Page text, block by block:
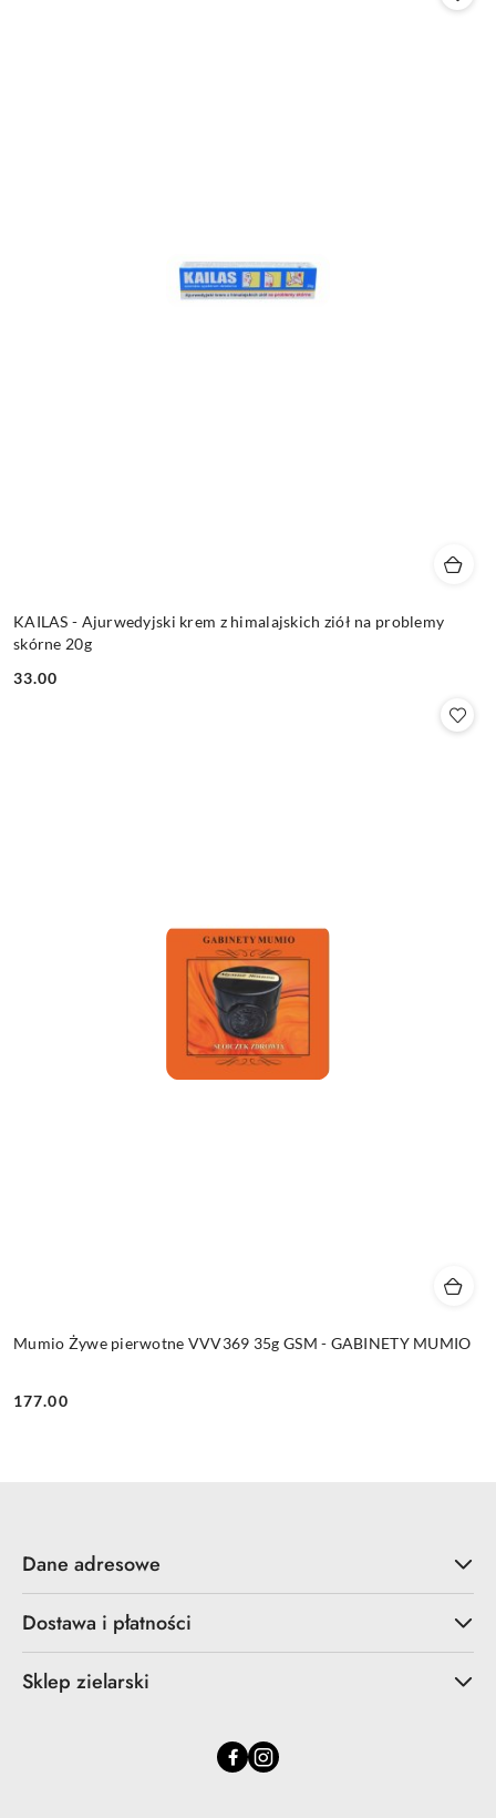
KAILAS - Ajurwedyjski krem z himalajskich ziół na problemy
skórne 20g
Cena:
33.00
Mumio Żywe pierwotne VVV369 35g GSM - GABINETY MUMIO
Cena:
177.00
Dane adresowe
Dostawa i płatności
Sklep zielarski